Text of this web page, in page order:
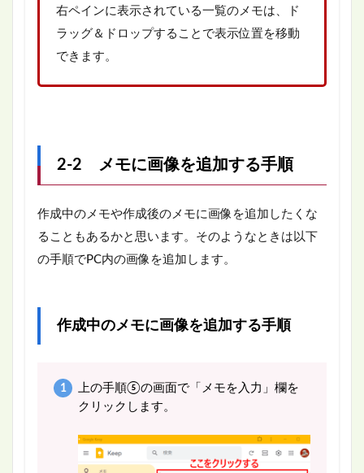
右ペインに表示されている一覧のメモは、ド
ラッグ＆ドロップすることで表示位置を移動
できます。
2-2 メモに画像を追加する手順
作成中のメモや作成後のメモに画像を追加したくな
ることもあるかと思います。そのようなときは以下
の手順でPC内の画像を追加します。
作成中のメモに画像を追加する手順
上の手順⑤の画面で「メモを入力」欄を
クリックします。